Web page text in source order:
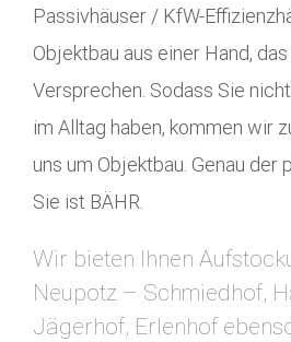
Passivhäuser / KfW-
Objektbau aus einer Hand,
Versprechen. Sodass Sie
im Alltag haben, kommen wir
uns um Objektbau. Genau
Sie ist BÄHR.
Wir bieten Ihnen
Neupotz – Schmiedhof,
Jägerhof, Erlenhof